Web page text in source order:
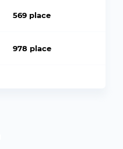
569 place
978 place